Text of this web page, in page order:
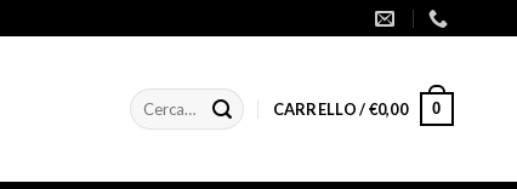
Cerca: CARRELLO /€0,00 0